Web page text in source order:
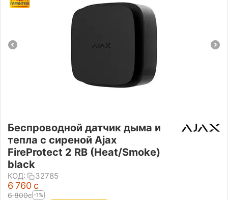
Беспроводной датчик дыма и
тепла с сиреной Ajax
FireProtect 2 RB (Heat/Smoke)
black
КОД: 32785
6 760 с
6 800с -1%